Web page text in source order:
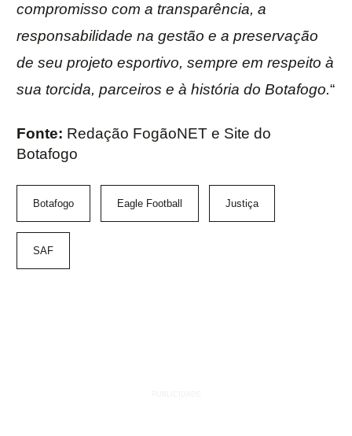
compromisso com a transparência, a
responsabilidade na gestão e a preservação
de seu projeto esportivo, sempre em respeito à
sua torcida, parceiros e à história do Botafogo.“
Fonte: Redação FogãoNET e Site do
Botafogo
Botafogo Eagle Football Justiça
SAF